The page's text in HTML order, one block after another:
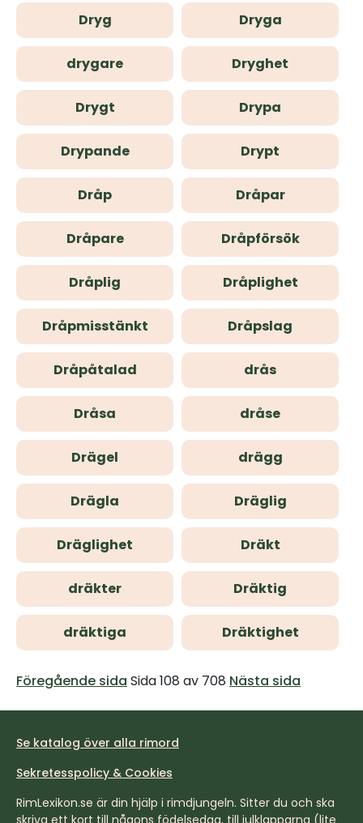
Dryg Dryga
drygare Dryghet
Drygt Drypa
Drypande Drypt
Dråp Dråpar
Dråpare Dråpförsök
Dråplig Dråplighet
Dråpmisstänkt Dråpslag
Dråpåtalad drås
Dråsa dråse
Drägel drägg
Drägla Dräglig
Dräglighet Dräkt
dräkter Dräktig
dräktiga Dräktighet
Föregående sida Sida 108 av 708 Nästa sida
Se katalog över alla rimord
Sekretesspolicy & Cookies
RimLexikon.se är din hjälp i rimdjungeln. Sitter du och ska
skriva ett kort till någons födelsedag, till julklapparna (lite